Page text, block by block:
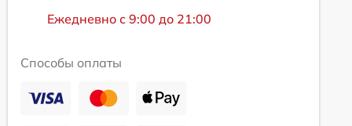
Ежедневно с 9:00 до 21:00
Способы оплаты